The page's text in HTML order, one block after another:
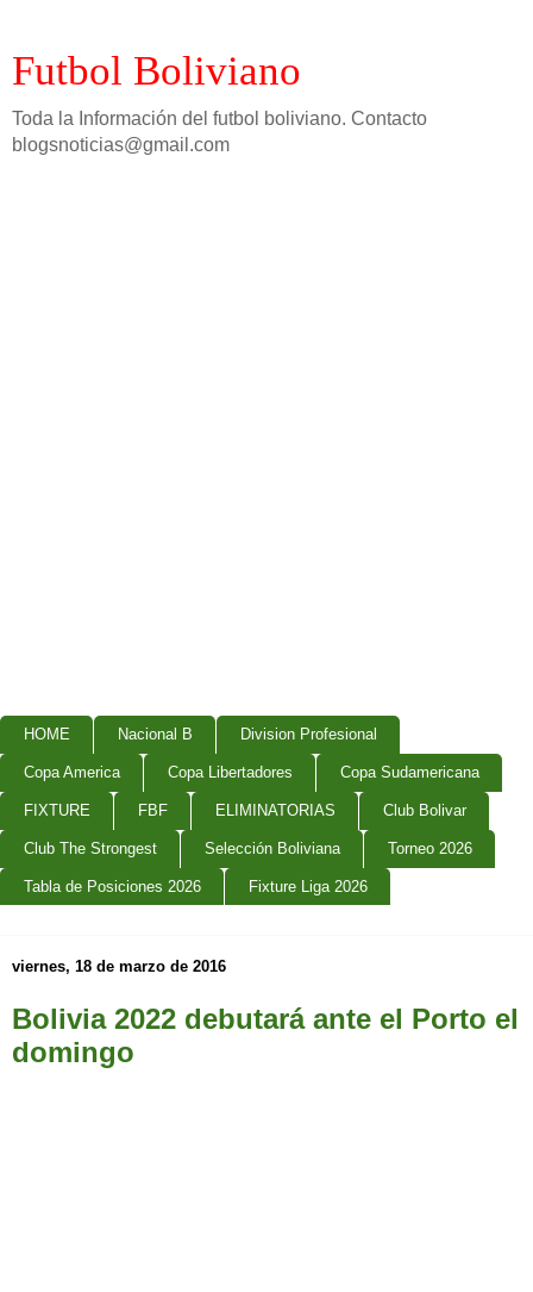
Futbol Boliviano
Toda la Información del futbol boliviano. Contacto
blogsnoticias@gmail.com
HOME Nacional B Division Profesional
Copa America Copa Libertadores Copa Sudamericana
FIXTURE FBF ELIMINATORIAS Club Bolivar
Club The Strongest Selección Boliviana Torneo 2026
Tabla de Posiciones 2026 Fixture Liga 2026
viernes, 18 de marzo de 2016
Bolivia 2022 debutará ante el Porto el
domingo